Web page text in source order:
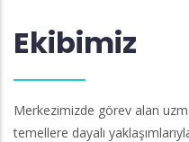
Ekibimiz
Merkezimizde görev alan
temellere dayalı